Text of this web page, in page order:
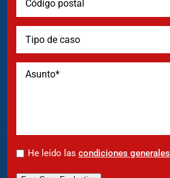
* He leído las condiciones generales